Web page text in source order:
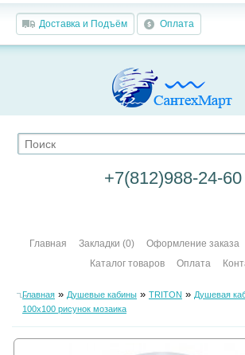
Доставка и Подъём Оплата
+7(812)988-24-60
Главная Закладки (0) Оформление заказа
Каталог товаров
Оплата
Главная» Душевые кабины» TRITON » Душевая
100х100 рисунок мозаика